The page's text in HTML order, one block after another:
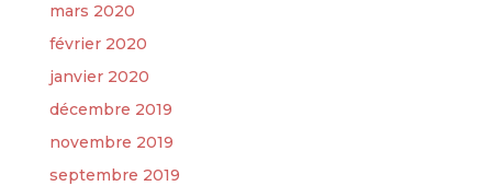
mars 2020
février 2020
janvier 2020
décembre 2019
novembre 2019
septembre 2019